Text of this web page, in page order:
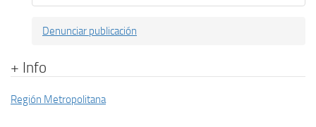
Denunciar publicación
+ Info
Región Metropolitana